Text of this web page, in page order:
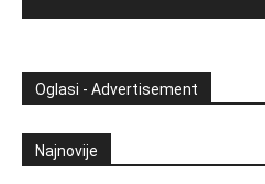
Oglasi - Advertisement
Najnovije